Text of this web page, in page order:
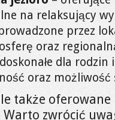
na relaksujący
przez
oraz
dla rodzin
oraz
także
zwrócić